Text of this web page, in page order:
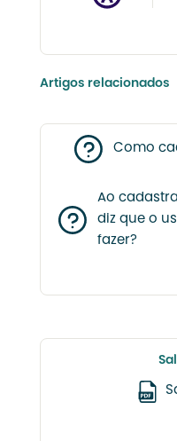
Artigos relacionados
Como
Ao
diz que o
fazer?